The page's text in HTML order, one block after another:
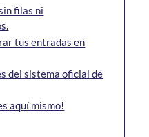
filas ni
tus entradas en
del sistema oficial de
aquí mismo!